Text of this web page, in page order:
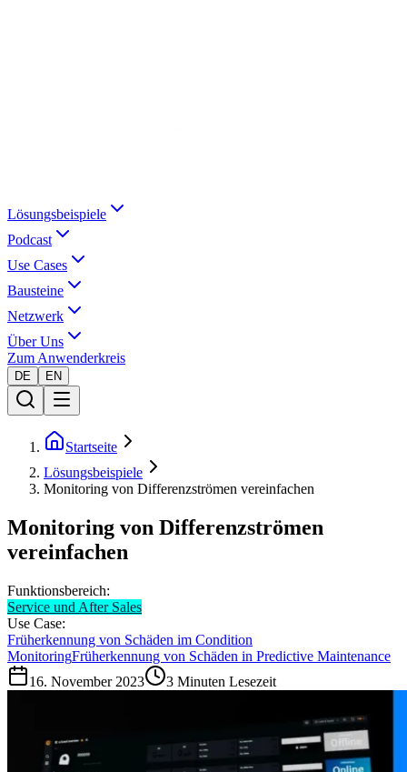
Lösungsbeispiele
Podcast
Use Cases
Bausteine
Netzwerk
Über Uns
Zum Anwenderkreis
DE EN
Startseite
Lösungsbeispiele
Monitoring von Differenzströmen vereinfachen
Monitoring von Differenzströmen
vereinfachen
Funktionsbereich:
Service und After Sales
Use Case:
Früherkennung von Schäden im Condition
MonitoringFrüherkennung von Schäden in Predictive Maintenance
16. November 2023
3 Minuten Lesezeit